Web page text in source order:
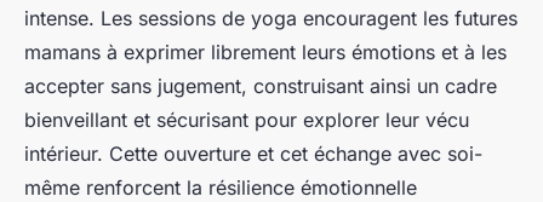
intense. Les sessions de yoga encouragent les futures
mamans à exprimer librement leurs émotions et à les
accepter sans jugement, construisant ainsi un cadre
bienveillant et sécurisant pour explorer leur vécu
intérieur. Cette ouverture et cet échange avec soi-
même renforcent la résilience émotionnelle